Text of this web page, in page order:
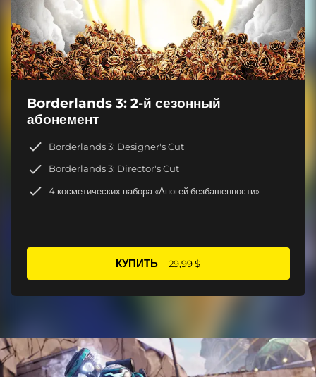
Borderlands 3: 2-й сезонный
абонемент
Borderlands 3: Designer's Cut
Borderlands 3: Director's Cut
4 косметических набора «Апогей безбашенности»
КУПИТЬ 29,99 $